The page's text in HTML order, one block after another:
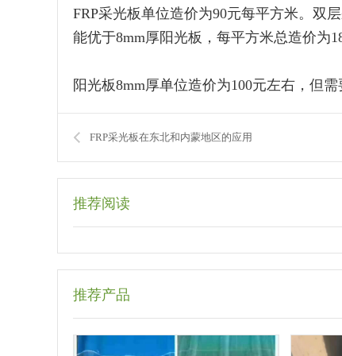
FRP采光板单位造价为90元每平方米。双
能优于8mm厚阳光板，每平方米总造价为
阳光板8mm厚单位造价为100元左右，但
FRP采光板在东北和内蒙地区的应用
推荐阅读
推荐产品